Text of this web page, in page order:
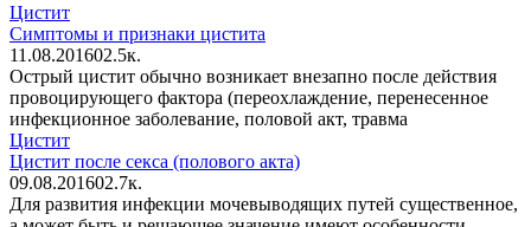
Цистит
Симптомы и признаки цистита
11.08.201602.5к.
Острый цистит обычно возникает внезапно после действия
провоцирующего фактора (переохлаждение, перенесенное
инфекционное заболевание, половой акт, травма
Цистит
Цистит после секса (полового акта)
09.08.201602.7к.
Для развития инфекции мочевыводящих путей существенное,